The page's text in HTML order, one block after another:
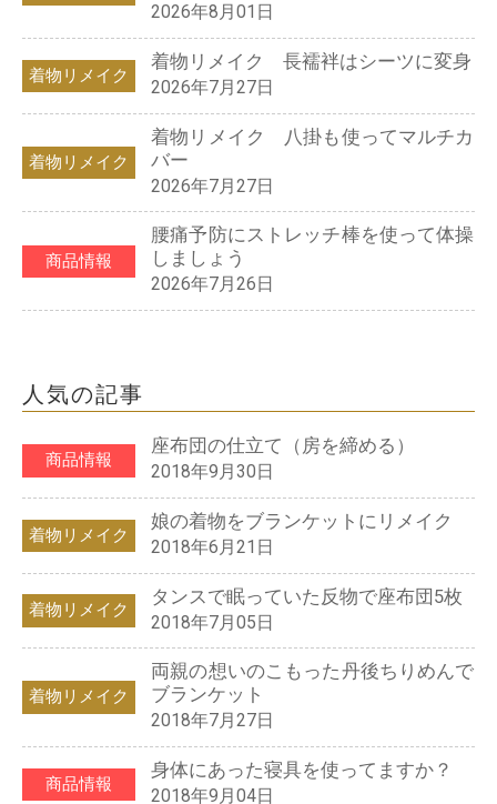
2026年8月01日
着物リメイク
着物リメイク 長襦袢はシーツに変身
2026年7月27日
着物リメイク
着物リメイク 八掛も使ってマルチカ
バー
2026年7月27日
商品情報
腰痛予防にストレッチ棒を使って体操
しましょう
2026年7月26日
人気の記事
商品情報
座布団の仕立て（房を締める）
2018年9月30日
着物リメイク
娘の着物をブランケットにリメイク
2018年6月21日
着物リメイク
タンスで眠っていた反物で座布団5枚
2018年7月05日
着物リメイク
両親の想いのこもった丹後ちりめんで
ブランケット
2018年7月27日
商品情報
身体にあった寝具を使ってますか？
2018年9月04日